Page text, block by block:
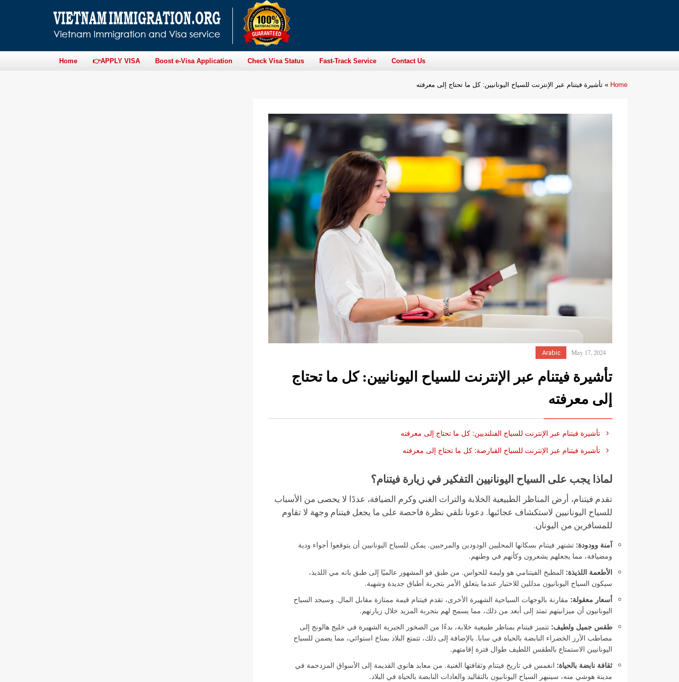
Home 👉APPLY VISA Boost e-Visa Application Check Visa Status Fast-Track Service Contact Us
Home
» تأشيرة فيتنام عبر الإنترنت للسياح اليونانيين: كل ما تحتاج إلى معرفته
May 17, 2024
Arabic
تأشيرة فيتنام عبر الإنترنت للسياح اليونانيين: كل ما تحتاج
إلى معرفته
تأشيرة فيتنام عبر الإنترنت للسياح الفنلنديين: كل ما تحتاج إلى معرفته
تأشيرة فيتنام عبر الإنترنت للسياح القبارصة: كل ما تحتاج إلى معرفته
لماذا يجب على السياح اليونانيين التفكير في زيارة فيتنام؟
تقدم فيتنام، أرض المناظر الطبيعية الخلابة والتراث الغني وكرم الضيافة، عددًا لا يحصى من الأسباب
للسياح اليونانيين لاستكشاف عجائبها. دعونا نلقي نظرة فاحصة على ما يجعل فيتنام وجهة لا تقاوم
للمسافرين من اليونان.
آمنة وودودة: تشتهر فيتنام بسكانها المحليين الودودين والمرحبين. يمكن للسياح اليونانيين أن يتوقعوا أجواء ودية
ومضيافة، مما يجعلهم يشعرون وكأنهم في وطنهم.
الأطعمة اللذيذة: المطبخ الفيتنامي هو وليمة للحواس. من طبق فو المشهور عالميًا إلى طبق بانه مي اللذيذ،
سيكون السياح اليونانيون مدللين للاختيار عندما يتعلق الأمر بتجربة أطباق جديدة وشهية.
أسعار معقولة: مقارنة بالوجهات السياحية الشهيرة الأخرى، تقدم فيتنام قيمة ممتازة مقابل المال. وسيجد السياح
اليونانيون أن ميزانيتهم تمتد إلى أبعد من ذلك، مما يسمح لهم بتجربة المزيد خلال زيارتهم.
طقس جميل ولطيف: تتميز فيتنام بمناظر طبيعية خلابة، بدءًا من الصخور الجيرية الشهيرة في خليج هالونج إلى
مصاطب الأرز الخضراء النابضة بالحياة في سابا. بالإضافة إلى ذلك، تتمتع البلاد بمناخ استوائي، مما يضمن للسياح
اليونانيين الاستمتاع بالطقس اللطيف طوال فترة إقامتهم.
ثقافة نابضة بالحياة: انغمس في تاريخ فيتنام وثقافتها الغنية. من معابد هانوي القديمة إلى الأسواق المزدحمة في
مدينة هوشي منه، سينبهر السياح اليونانيون بالتقاليد والعادات النابضة بالحياة في البلاد.